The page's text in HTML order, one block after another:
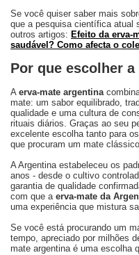
Se você quiser saber mais
que a pesquisa científica atual
outros artigos: Efeito da erva-
saudável? Como afecta o
Por que escolher
A erva-mate argentina
mate: um sabor equilibrado,
qualidade e uma cultura de
rituais diários. Graças ao seu
excelente escolha tanto para
que procuram um mate
A Argentina estabeleceu os
anos - desde o cultivo
garantia de qualidade
com que a erva-mate da
uma experiência que mistura
Se você está procurando um
tempo, apreciado por milhões
mate argentina é uma escolha